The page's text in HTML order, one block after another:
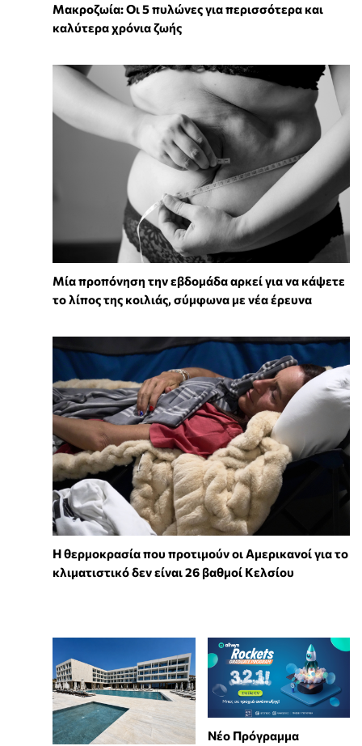
Mακροζωία: Οι 5 πυλώνες για περισσότερα και
καλύτερα χρόνια ζωής
Μία προπόνηση την εβδομάδα αρκεί για να κάψετε
το λίπος της κοιλιάς, σύμφωνα με νέα έρευνα
Η θερμοκρασία που προτιμούν οι Αμερικανοί για το
κλιματιστικό δεν είναι 26 βαθμοί Κελσίου
Νέο Πρόγραμμα